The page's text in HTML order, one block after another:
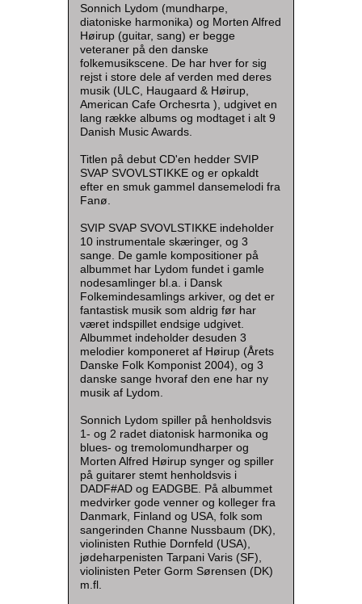
Sonnich Lydom (mundharpe,
diatoniske harmonika) og Morten Alfred
Høirup (guitar, sang) er begge
veteraner på den danske
folkemusikscene. De har hver for sig
rejst i store dele af verden med deres
musik (ULC, Haugaard & Høirup,
American Cafe Orchesrta ), udgivet en
lang række albums og modtaget i alt 9
Danish Music Awards.
Titlen på debut CD'en hedder SVIP
SVAP SVOVLSTIKKE og er opkaldt
efter en smuk gammel dansemelodi fra
Fanø.
SVIP SVAP SVOVLSTIKKE indeholder
10 instrumentale skæringer, og 3
sange. De gamle kompositioner på
albummet har Lydom fundet i gamle
nodesamlinger bl.a. i Dansk
Folkemindesamlings arkiver, og det er
fantastisk musik som aldrig før har
været indspillet endsige udgivet.
Albummet indeholder desuden 3
melodier komponeret af Høirup (Årets
Danske Folk Komponist 2004), og 3
danske sange hvoraf den ene har ny
musik af Lydom.
Sonnich Lydom spiller på henholdsvis
1- og 2 radet diatonisk harmonika og
blues- og tremolomundharper og
Morten Alfred Høirup synger og spiller
på guitarer stemt henholdsvis i
DADF#AD og EADGBE. På albummet
medvirker gode venner og kolleger fra
Danmark, Finland og USA, folk som
sangerinden Channe Nussbaum (DK),
violinisten Ruthie Dornfeld (USA),
jødeharpenisten Tarpani Varis (SF),
violinisten Peter Gorm Sørensen (DK)
m.fl.